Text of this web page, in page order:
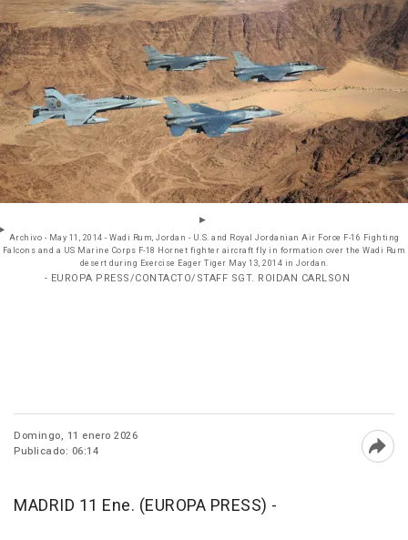
Archivo - May 11, 2014 - Wadi Rum, Jordan - U.S. and Royal Jordanian Air Force F-16 Fighting
Falcons and a US Marine Corps F-18 Hornet fighter aircraft fly in formation over the Wadi Rum
desert during Exercise Eager Tiger May 13, 2014 in Jordan.
- EUROPA PRESS/CONTACTO/STAFF SGT. ROIDAN CARLSON
Domingo, 11 enero 2026
Publicado: 06:14
MADRID 11 Ene. (EUROPA PRESS) -